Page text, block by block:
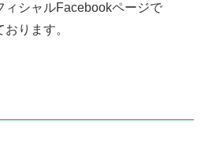
ィシャルFacebookページで
ります。